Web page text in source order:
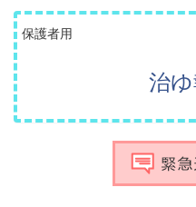
保護者用
治